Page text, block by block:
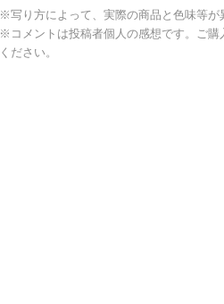
※写り方によって、実際の商品と色味等が
※コメントは投稿者個人の感想です。ご購
ください。